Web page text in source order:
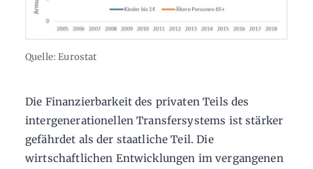
Quelle: Eurostat
Die Finanzierbarkeit des privaten Teils des
intergenerationellen Transfersystems ist stärker
gefährdet als der staatliche Teil. Die
wirtschaftlichen Entwicklungen im vergangenen